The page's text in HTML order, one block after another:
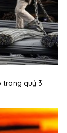
trong quý 3